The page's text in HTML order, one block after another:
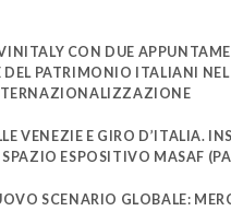
CON DUE
DEL PATRIMONIO ITALIANI
VENEZIE E GIRO D’ITALIA.
ESPOSITIVO MASAF
SCENARIO GLOBALE: